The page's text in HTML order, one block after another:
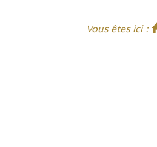
Vous êtes ici :